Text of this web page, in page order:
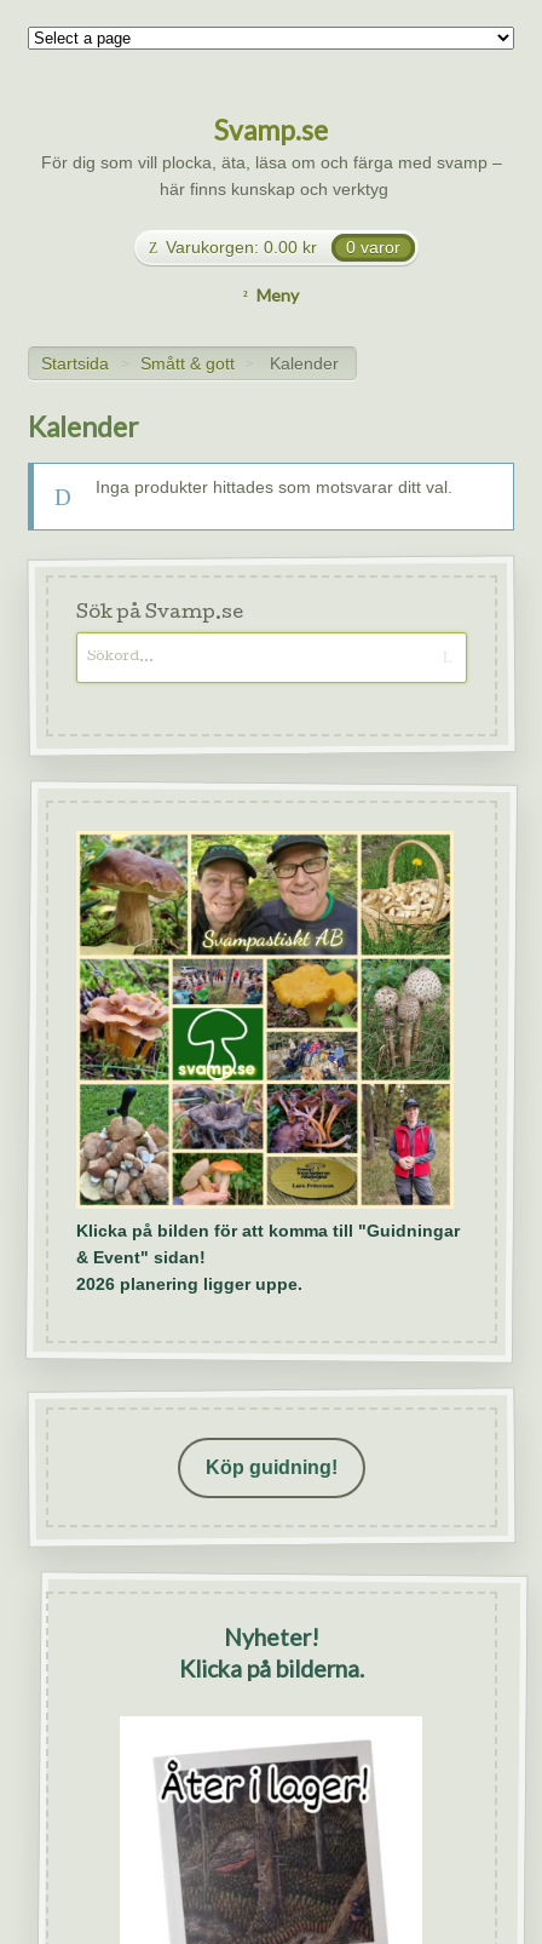
Svamp.se
För dig som vill plocka, äta, läsa om och färga med svamp –
här finns kunskap och verktyg
Varukorgen: 0.00 kr 0 varor
Meny
Startsida > Smått & gott > Kalender
Kalender
Inga produkter hittades som motsvarar ditt val.
Sök på Svamp.se
Klicka på bilden för att komma till "Guidningar
& Event" sidan!
2026 planering ligger uppe.
Köp guidning!
Nyheter!
Klicka på bilderna.